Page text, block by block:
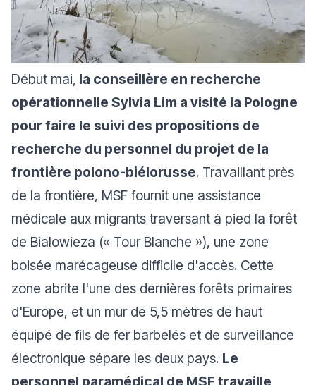
Début mai, la conseillère en recherche
opérationnelle Sylvia Lim a visité la Pologne
pour faire le suivi des propositions de
recherche du personnel du projet de la
frontière polono-biélorusse. Travaillant près
de la frontière, MSF fournit une assistance
médicale aux migrants traversant à pied la forêt
de Bialowieza (« Tour Blanche »), une zone
boisée marécageuse difficile d'accès. Cette
zone abrite l'une des dernières forêts primaires
d'Europe, et un mur de 5,5 mètres de haut
équipé de fils de fer barbelés et de surveillance
électronique sépare les deux pays. Le
personnel paramédical de MSF travaille